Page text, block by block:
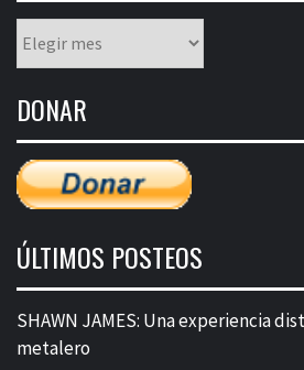
mensual
entradas
DONAR
ÚLTIMOS POSTEOS
SHAWN JAMES: Una experiencia
metalero